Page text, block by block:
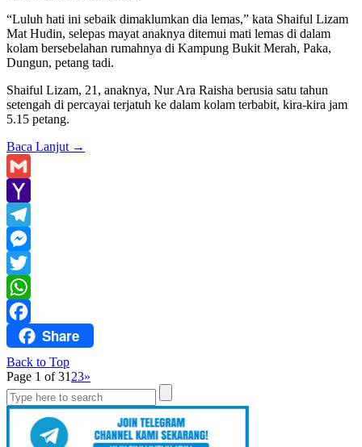
“Luluh hati ini sebaik dimaklumkan dia lemas,” kata Shaiful Lizam
Mat Hudin, selepas mayat anaknya ditemui mati lemas di dalam
kolam bersebelahan rumahnya di Kampung Bukit Merah, Paka,
Dungun, petang tadi.
Shaiful Lizam, 21, anaknya, Nur Ara Raisha berusia satu tahun
setengah di percayai terjatuh ke dalam kolam terbabit, kira-kira jam
5.15 petang.
Baca Lanjut→
Gmail
Yahoo
Mail
Telegram
Messenger
Twitter
WhatsApp
FacebookShare
Back to Top
Page 1 of 31 23»
Search
for: